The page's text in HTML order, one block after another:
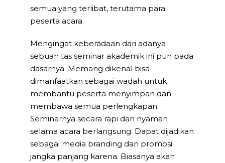
semua yang terlibat, terutama para
peserta acara.
Mengingat keberadaan dari adanya
sebuah tas seminar akademik ini pun pada
dasarnya. Memang dikenal bisa
dimanfaatkan sebagai wadah untuk
membantu peserta menyimpan dan
membawa semua perlengkapan.
Seminarnya secara rapi dan nyaman
selama acara berlangsung. Dapat dijadikan
sebagai media branding dan promosi
jangka panjang karena. Biasanya akan